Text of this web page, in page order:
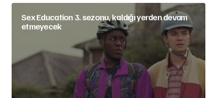
Sex Education 3. sezonu, kaldığı yerden devam
etmeyecek